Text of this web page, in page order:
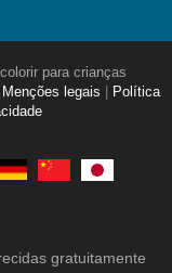
para crianças
Menções legais
Política
gratuitamente